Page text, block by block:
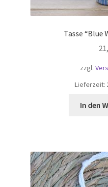
Tasse “Blue
zzgl.
Lieferzeit:
In den